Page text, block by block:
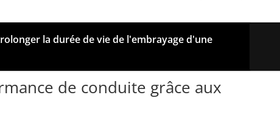
la durée de vie de l'embrayage d'une
de conduite grâce aux